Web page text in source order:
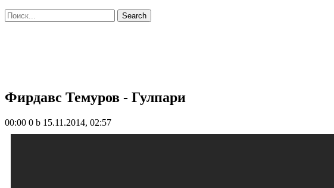
Фирдавс Темуров - Гулпари
00:00 0 b 15.11.2014, 02:57